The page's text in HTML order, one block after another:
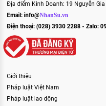
Địa điểm Kinh Doanh: 19 Nguyễn Gia
Email: info@NhanSu.vn
Điện thoại: (028) 3930 2288 - Zalo:
Giới thiệu
Pháp luật Việt Nam
Pháp luật lao động